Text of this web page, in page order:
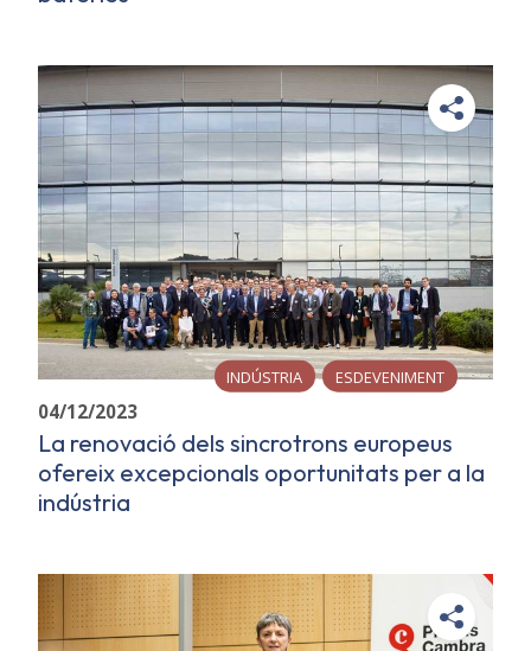
INDÚSTRIA ESDEVENIMENT
04/12/2023
La renovació dels sincrotrons europeus
ofereix excepcionals oportunitats per a la
indústria